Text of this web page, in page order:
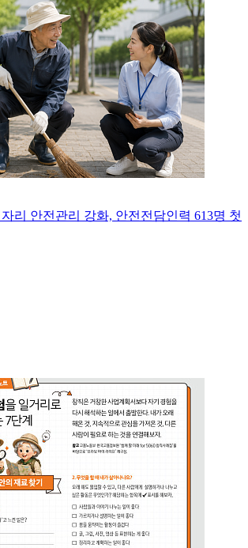
리 안전관리 강화, 안전전담인력 613명 첫